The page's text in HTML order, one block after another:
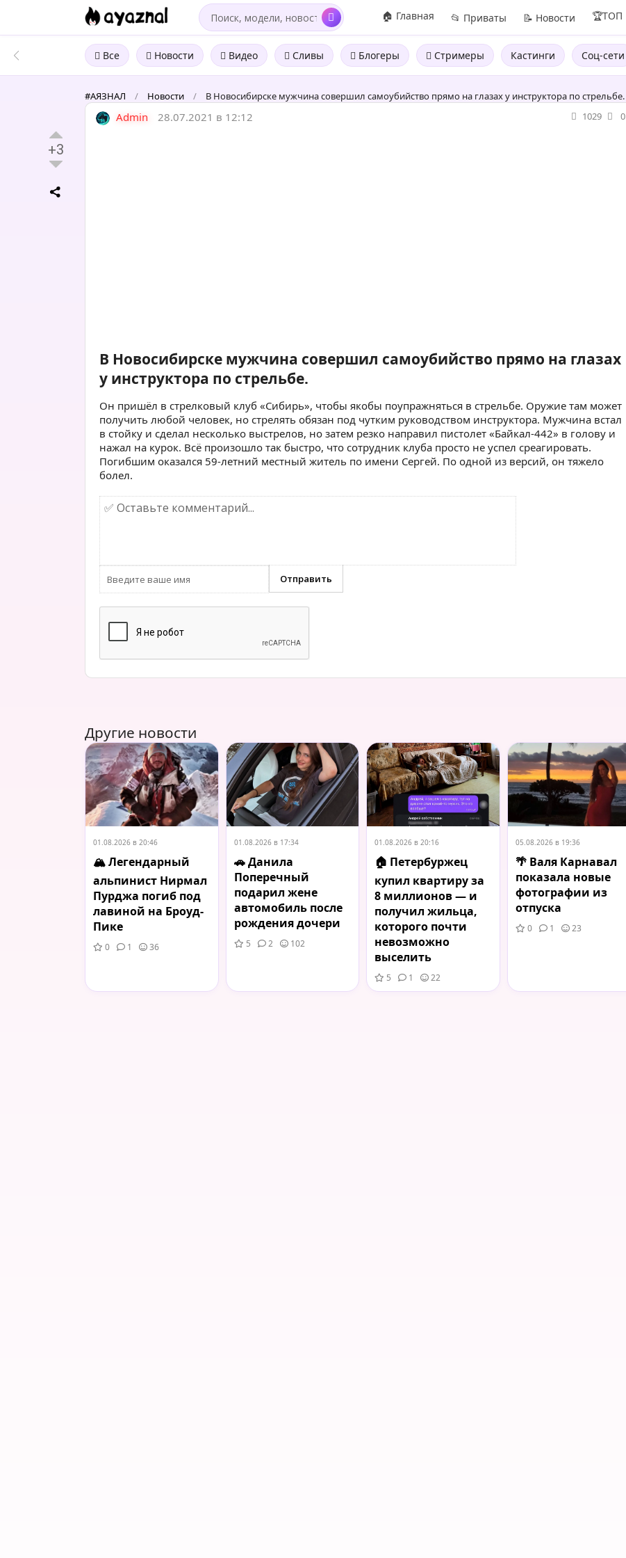
🏠 Главная 📂 Приваты 📝 Новости 🏆ТОП
Все Новости Видео Сливы Блогеры Стримеры Кастинги Соц-сети
#АЯЗНАЛ / Новости / В Новосибирске мужчина совершил самоубийство прямо на глазах у инструктора по стрельбе.
Admin 28.07.2021 в 12:12 1029 0
+3
В Новосибирске мужчина совершил самоубийство прямо на глазах
у инструктора по стрельбе.
Он пришёл в стрелковый клуб «Сибирь», чтобы якобы поупражняться в стрельбе. Оружие там может
получить любой человек, но стрелять обязан под чутким руководством инструктора. Мужчина встал
в стойку и сделал несколько выстрелов, но затем резко направил пистолет «Байкал-442» в голову и
нажал на курок. Всё произошло так быстро, что сотрудник клуба просто не успел среагировать.
Погибшим оказался 59-летний местный житель по имени Сергей. По одной из версий, он тяжело
болел.
Другие новости
01.08.2026 в 20:46
🏔️ Легендарный
альпинист Нирмал
Пурджа погиб под
лавиной на Броуд-
Пике
0 1 36
01.08.2026 в 17:34
🚗 Данила
Поперечный
подарил жене
автомобиль после
рождения дочери
5 2 102
01.08.2026 в 20:16
🏠 Петербуржец
купил квартиру за
8 миллионов — и
получил жильца,
которого почти
невозможно
выселить
5 1 22
05.08.2026 в 19:36
🌴 Валя Карнавал
показала новые
фотографии из
отпуска
0 1 23